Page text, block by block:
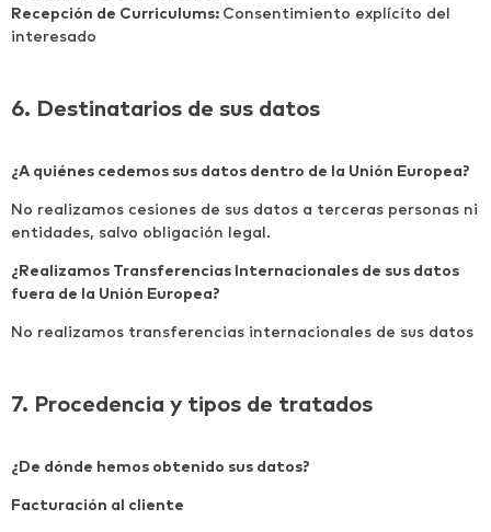
Recepción de Curriculums: Consentimiento explícito del
interesado
6. Destinatarios de sus datos
¿A quiénes cedemos sus datos dentro de la Unión Europea?
No realizamos cesiones de sus datos a terceras personas ni
entidades, salvo obligación legal.
¿Realizamos Transferencias Internacionales de sus datos
fuera de la Unión Europea?
No realizamos transferencias internacionales de sus datos
7. Procedencia y tipos de tratados
¿De dónde hemos obtenido sus datos?
Facturación al cliente